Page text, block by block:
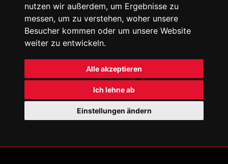
nutzen wir außerdem, um Ergebnisse zu
messen, um zu verstehen, woher unsere
Besucher kommen oder um unsere Website
weiter zu entwickeln.
Alle akzeptieren
Ich lehne ab
Einstellungen ändern